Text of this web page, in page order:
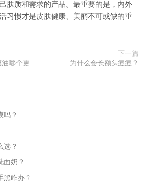
肤质和需求的产品。最重要的是，内外
习惯才是皮肤健康、美丽不可或缺的重
哪个更
下一篇
为什么会长额头痘痘？
吗？
选？
面奶？
黑咋办？